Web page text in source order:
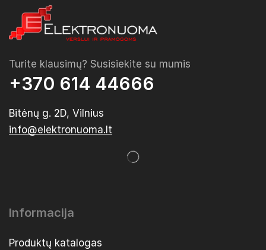
Turite klausimų? Susisiekite su mumis
+370 614 44666
Bitėnų g. 2D, Vilnius
info@elektronuoma.lt
Informacija
Produktų katalogas